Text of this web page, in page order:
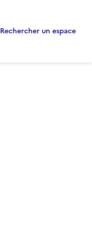
Rechercher un espace